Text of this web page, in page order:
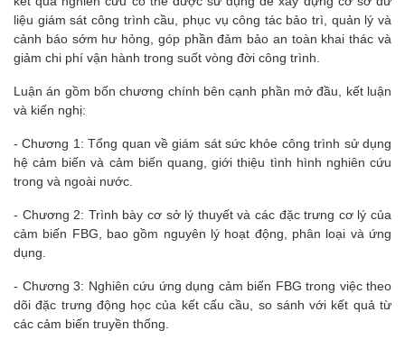
liệu giám sát công trình cầu, phục vụ công tác bảo trì, quản lý và
cảnh báo sớm hư hỏng, góp phần đảm bảo an toàn khai thác và
giảm chi phí vận hành trong suốt vòng đời công trình.
Luận án gồm bốn chương chính bên cạnh phần mở đầu, kết luận
và kiến nghị:
- Chương 1: Tổng quan về giám sát sức khỏe công trình sử dụng
hệ cảm biến và cảm biến quang, giới thiệu tình hình nghiên cứu
trong và ngoài nước.
- Chương 2: Trình bày cơ sở lý thuyết và các đặc trưng cơ lý của
cảm biến FBG, bao gồm nguyên lý hoạt động, phân loại và ứng
dụng.
- Chương 3: Nghiên cứu ứng dụng cảm biến FBG trong việc theo
dõi đặc trưng động học của kết cấu cầu, so sánh với kết quả từ
các cảm biến truyền thống.